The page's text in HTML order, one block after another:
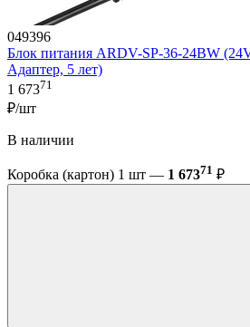
049396
Блок питания ARDV-SP-36-24BW
Адаптер, 5 лет)
1 67371
₽/шт
В наличии
Коробка (картон) 1 шт — 1 67371 ₽